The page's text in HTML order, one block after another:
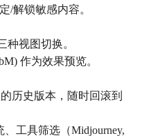
/解锁敏感内容。
种视图切换。
作为效果预览。
历史版本，随时回滚到
工具筛选（Midjourney,